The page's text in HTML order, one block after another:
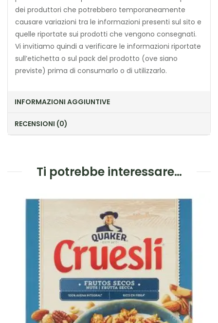
dei produttori che potrebbero temporaneamente
causare variazioni tra le informazioni presenti sul sito e
quelle riportate sui prodotti che vengono consegnati.
Vi invitiamo quindi a verificare le informazioni riportate
sull’etichetta o sul pack del prodotto (ove siano
previste) prima di consumarlo o di utilizzarlo.
INFORMAZIONI AGGIUNTIVE
RECENSIONI (0)
Ti potrebbe interessare…